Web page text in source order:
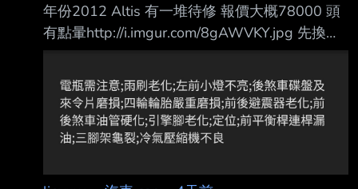
年份2012 Altis 有一堆待修 報價大概78000 頭
有點暈http://i.imgur.com/8gAWVKY.jpg 先換輪
胎跟後來令片 有什麼建議嗎 ----- Sent from
JPTT on my Xiaomi MI MAX 3. --